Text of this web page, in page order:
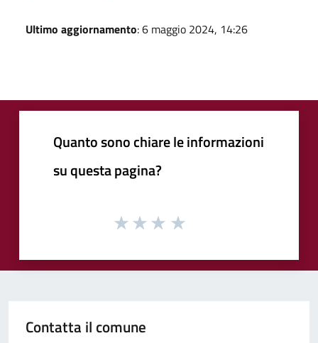
Ultimo aggiornamento: 6 maggio 2024, 14:26
Quanto sono chiare le informazioni
su questa pagina?
Contatta il comune